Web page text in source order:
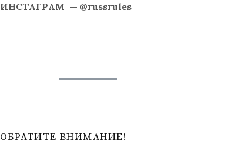
ИНСТАГРАМ —@russrules
ОБРАТИТЕ ВНИМАНИЕ!